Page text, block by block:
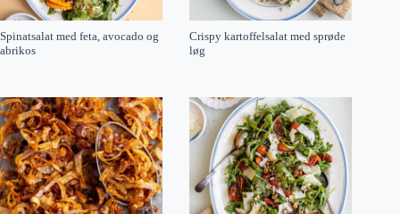
Spinatsalat med feta, avocado og
abrikos
Crispy kartoffelsalat med sprøde
løg